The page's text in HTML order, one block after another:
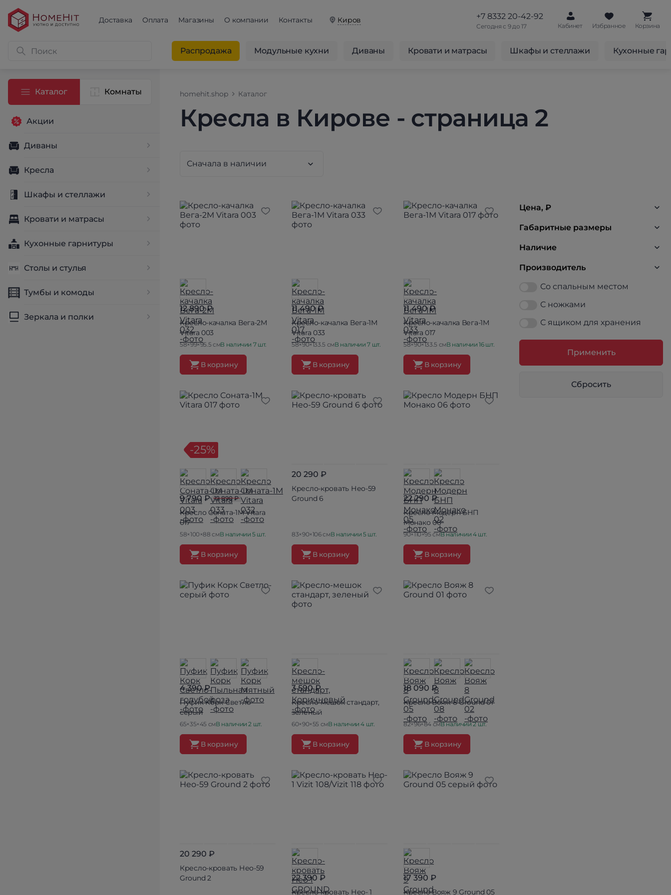
Доставка Оплата Магазины О компании Контакты Киров +7 8332 20-42-92
Сегодня с 9 до 17 Кабинет Избранное Корзина
Распродажа Модульные кухни Диваны Кровати и матрасы Шкафы и стеллажи Кухонные
Каталог Комнаты
Акции
Диваны
Кресла
Шкафы и стеллажи
Кровати и матрасы
Кухонные гарнитуры
Столы и стулья
Тумбы и комоды
Зеркала и полки
homehit.shop Каталог
Кресла в Кирове - страница 2
Цена, ₽
Габаритные размеры
Наличие
Производитель
Со спальным местом
С ножками
С ящиком для хранения
Применить
Сбросить
12 890 ₽
Кресло-качалка Вега-2М
Vitara 003
58×99×95.5 смВ наличии 7 шт.
В корзину
11 490 ₽
Кресло-качалка Вега-1М
Vitara 033
58×90×133.5 смВ наличии 7 шт.
В корзину
11 490 ₽
Кресло-качалка Вега-1М
Vitara 017
58×90×133.5 смВ наличии 16 шт.
В корзину
-25%
9 790 ₽ 12 890 ₽
Кресло Соната-1М Vitara
017
58×100×88 смВ наличии 5 шт.
В корзину
20 290 ₽
Кресло-кровать Нео-59
Ground 6
83×90×106 смВ наличии 5 шт.
В корзину
22 290 ₽
Кресло Модерн БНП
Монако 06
90×110×95 смВ наличии 4 шт.
В корзину
4 390 ₽
Пуфик Корк Светло-
серый
65×35×45 смВ наличии 2 шт.
В корзину
3 590 ₽
Кресло-мешок стандарт,
зеленый
60×90×55 смВ наличии 4 шт.
В корзину
18 090 ₽
Кресло Вояж 8 Ground 01
82×96×84 смВ наличии 2 шт.
В корзину
20 290 ₽
Кресло-кровать Нео-59
Ground 2
22 390 ₽
Кресло-кровать Нео- 1
17 390 ₽
Кресло Вояж 9 Ground 05